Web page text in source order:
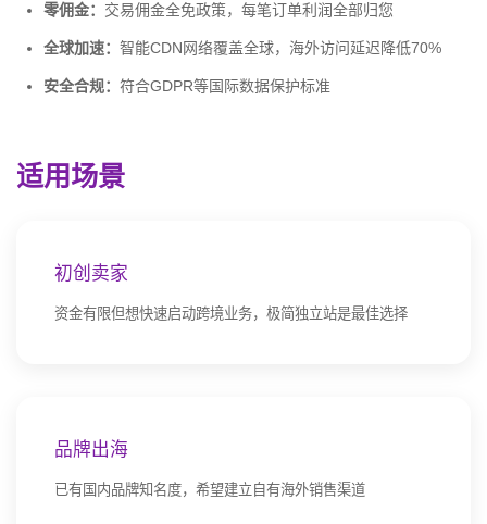
零佣金： 交易佣金全免政策，每笔订单利润全部归您
全球加速： 智能CDN网络覆盖全球，海外访问延迟降低70%
安全合规： 符合GDPR等国际数据保护标准
适用场景
初创卖家
资金有限但想快速启动跨境业务，极简独立站是最佳选择
品牌出海
已有国内品牌知名度，希望建立自有海外销售渠道